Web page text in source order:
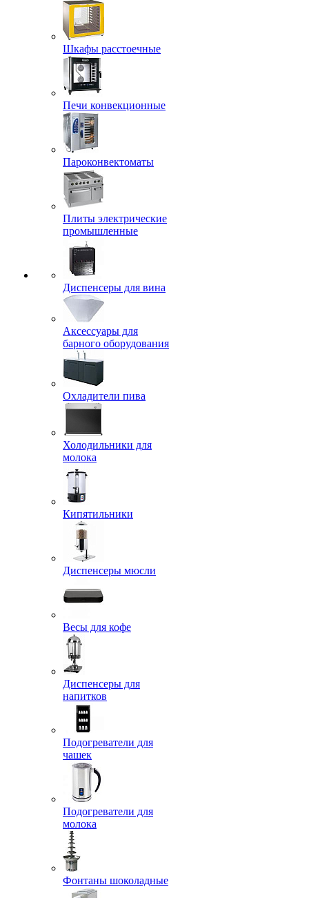
Шкафы расстоечные
Печи конвекционные
Пароконвектоматы
Плиты электрические
промышленные
Диспенсеры для вина
Аксессуары для
барного оборудования
Охладители пива
Холодильники для
молока
Кипятильники
Диспенсеры мюсли
Весы для кофе
Диспенсеры для
напитков
Подогреватели для
чашек
Подогреватели для
молока
Фонтаны шоколадные